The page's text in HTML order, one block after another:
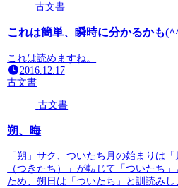
古文書
これは簡単、瞬時に分かるかも
これは読めますね。
2016.12.17
古文書
古文書
朔、晦
「朔」サク、ついたち月の始まりは「
（つきたち）」が転じて「ついたち」
ため、朔日は「ついたち」と訓読みし